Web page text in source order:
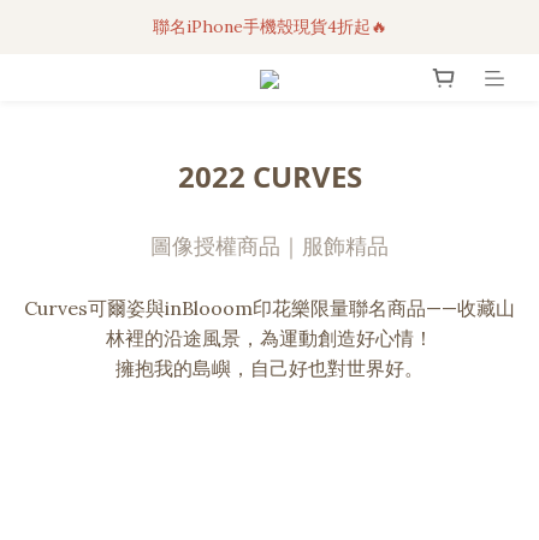
3C科技好物｜任選2件95折！
聯名iPhone手機殼現貨4折起🔥
超人氣聯名自動傘任2件9折！
2022 CURVES
圖像授權商品｜服飾精品
Curves可爾姿與inBlooom印花樂限量聯名商品——收藏山
林裡的沿途風景，為運動創造好心情！
擁抱我的島嶼，自己好也對世界好。